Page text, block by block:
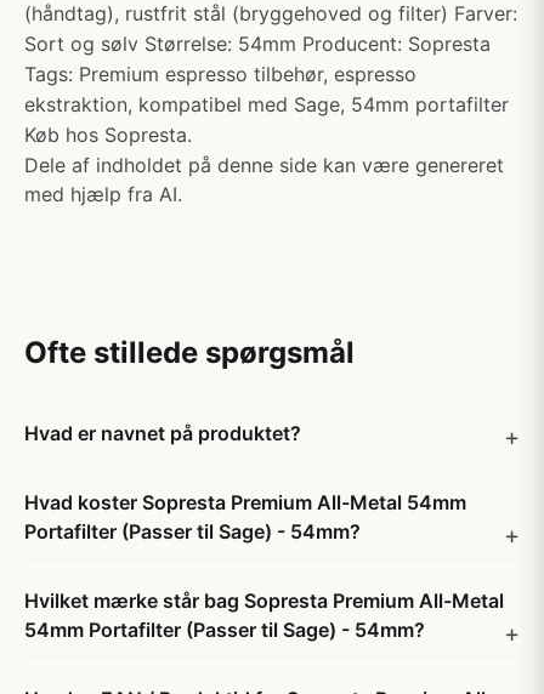
(håndtag), rustfrit stål (bryggehoved og filter) Farver:
Sort og sølv Størrelse: 54mm Producent: Sopresta
Tags: Premium espresso tilbehør, espresso
ekstraktion, kompatibel med Sage, 54mm portafilter
Køb hos Sopresta.
Dele af indholdet på denne side kan være genereret
med hjælp fra AI.
Ofte stillede spørgsmål
Hvad er navnet på produktet?
Hvad koster Sopresta Premium All-Metal 54mm
Portafilter (Passer til Sage) - 54mm?
Hvilket mærke står bag Sopresta Premium All-Metal
54mm Portafilter (Passer til Sage) - 54mm?